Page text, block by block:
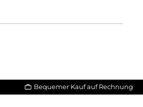
Bequemer Kauf auf Rechnung